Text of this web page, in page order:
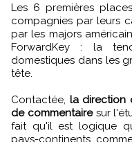
Les 6 premières
compagnies par leurs
par les majors
ForwardKey : la
domestiques dans les
tête.
Contactée, la direction
de commentairesur
fait qu'il est logique
pays-continents